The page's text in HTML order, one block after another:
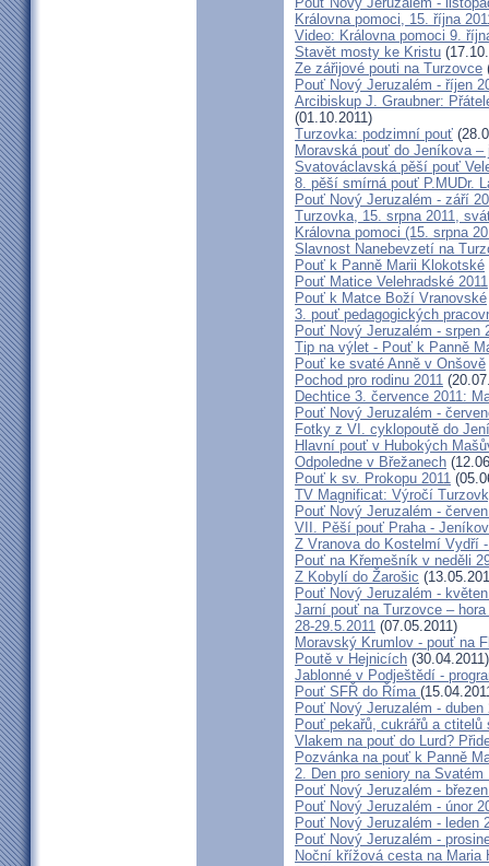
Královna pomoci, 15. října
Video: Královna pomoci 9.
Stavět mosty ke Kristu
Ze zářijové pouti na Turzovce
Pouť Nový Jeruzalém - říjen
Arcibiskup J. Graubner:
(01.10.2011)
Turzovka: podzimní pouť
Moravská pouť do Jeníkova
Svatováclavská pěší pouť
8. pěší smírná pouť P.MUDr.
Pouť Nový Jeruzalém - září
Turzovka, 15. srpna 2011,
Královna pomoci (15. srpna
Slavnost Nanebevzetí na
Pouť k Panně Marii Klokotské
Pouť Matice Velehradské 2011
Pouť k Matce Boží Vranovské
3. pouť pedagogických
Pouť Nový Jeruzalém - srpen
Tip na výlet - Pouť k Panně
Pouť ke svaté Anně v Onšově
Pochod pro rodinu 2011
Dechtice 3. července 2011:
Pouť Nový Jeruzalém -
Fotky z VI. cyklopoutě do
Hlavní pouť v Hubokých
Odpoledne v Břežanech
Pouť k sv. Prokopu 2011
TV Magnificat: Výročí
Pouť Nový Jeruzalém -
VII. Pěší pouť Praha -
Z Vranova do Kostelmí Vydří
Pouť na Křemešník v neděli
Z Kobylí do Žarošic
Pouť Nový Jeruzalém -
Jarní pouť na Turzovce –
28-29.5.2011 (07.05.2011)
Moravský Krumlov - pouť na
Poutě v Hejnicích (30.04.2011)
Jablonné v Podještědí -
Pouť SFŘ do Říma
Pouť Nový Jeruzalém - duben
Pouť pekařů, cukrářů a ctitelů
Vlakem na pouť do Lurd?
Pozvánka na pouť k Panně
2. Den pro seniory na
Pouť Nový Jeruzalém -
Pouť Nový Jeruzalém - únor
Pouť Nový Jeruzalém - leden
Pouť Nový Jeruzalém -
Noční křížová cesta na Maria